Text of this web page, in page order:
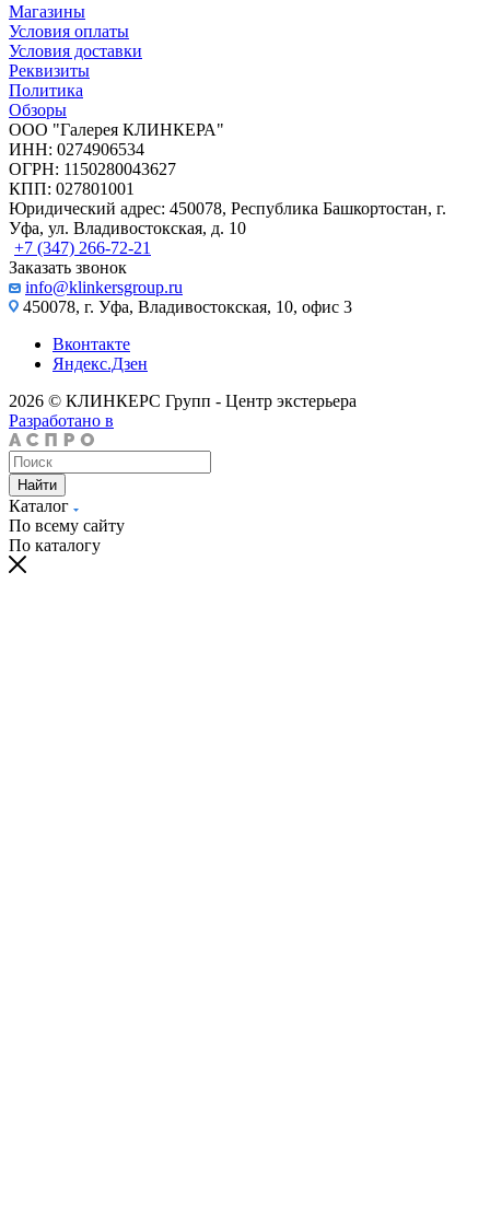
Магазины
Условия оплаты
Условия доставки
Реквизиты
Политика
Обзоры
ООО "Галерея КЛИНКЕРА"
ИНН: 0274906534
ОГРН: 1150280043627
КПП: 027801001
Юридический адрес: 450078, Республика Башкортостан, г.
Уфа, ул. Владивостокская, д. 10
+7 (347) 266-72-21
Заказать звонок
info@klinkersgroup.ru
450078, г. Уфа, Владивостокская, 10, офис 3
Вконтакте
Яндекс.Дзен
2026 © КЛИНКЕРС Групп - Центр экстерьера
Разработано в
Найти
Каталог
По всему сайту
По каталогу